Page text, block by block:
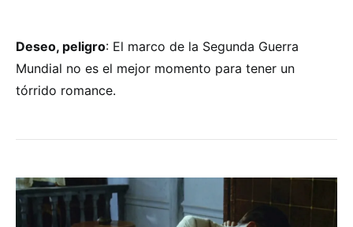
Deseo, peligro: El marco de la Segunda Guerra
Mundial no es el mejor momento para tener un
tórrido romance.